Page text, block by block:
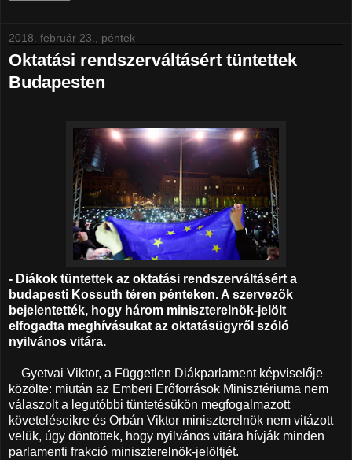
2018. február 23., péntek
Oktatási rendszerváltásért tüntettek
Budapesten
- Diákok tüntettek az oktatási rendszerváltásért a
budapesti Kossuth téren pénteken. A szervezők
bejelentették, hogy három miniszterelnök-jelölt
elfogadta meghívásukat az oktatásügyről szóló
nyilvános vitára.
Gyetvai Viktor, a Független Diákparlament képviselője
közölte: miután az Emberi Erőforrások Minisztériuma nem
válaszolt a legutóbbi tüntetésükön megfogalmazott
követeléseikre és Orbán Viktor miniszterelnök nem vitázott
velük, úgy döntöttek, hogy nyilvános vitára hívják minden
parlamenti frakció miniszterelnök-jelöltjét.